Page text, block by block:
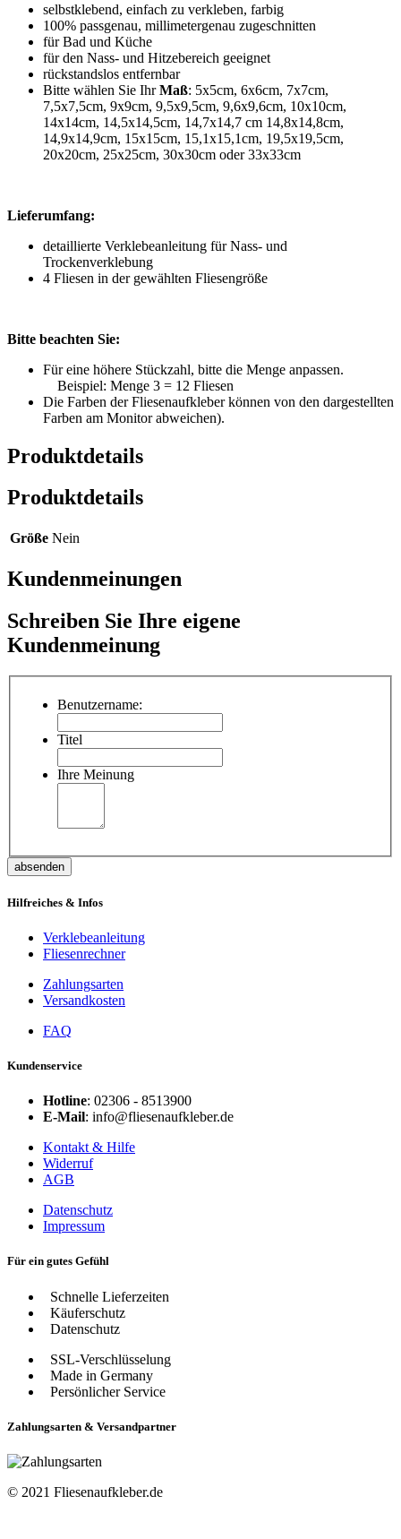
selbstklebend, einfach zu verkleben, farbig
100% passgenau, millimetergenau zugeschnitten
für Bad und Küche
für den Nass- und Hitzebereich geeignet
rückstandslos entfernbar
Bitte wählen Sie IhrMaß: 5x5cm, 6x6cm, 7x7cm,
7,5x7,5cm, 9x9cm, 9,5x9,5cm, 9,6x9,6cm, 10x10cm,
14x14cm, 14,5x14,5cm, 14,7x14,7 cm 14,8x14,8cm,
14,9x14,9cm, 15x15cm, 15,1x15,1cm, 19,5x19,5cm,
20x20cm, 25x25cm, 30x30cm oder 33x33cm
Lieferumfang:
detaillierte Verklebeanleitung für Nass- und
Trockenverklebung
4 Fliesen in der gewählten Fliesengröße
Bitte beachten Sie:
Für eine höhere Stückzahl, bitte die Menge anpassen.
Beispiel: Menge 3 = 12 Fliesen
Die Farben der Fliesenaufkleber können von den dargestellten
Farben am Monitor abweichen).
Produktdetails
Produktdetails
Größe Nein
Kundenmeinungen
Schreiben Sie Ihre eigene
Kundenmeinung
Benutzername:
Titel
Ihre Meinung
absenden
Hilfreiches & Infos
Verklebeanleitung
Fliesenrechner
Zahlungsarten
Versandkosten
FAQ
Kundenservice
Hotline: 02306 - 8513900
E-Mail: info@fliesenaufkleber.de
Kontakt & Hilfe
Widerruf
AGB
Datenschutz
Impressum
Für ein gutes Gefühl
Schnelle Lieferzeiten
Käuferschutz
Datenschutz
SSL-Verschlüsselung
Made in Germany
Persönlicher Service
Zahlungsarten & Versandpartner
© 2021 Fliesenaufkleber.de